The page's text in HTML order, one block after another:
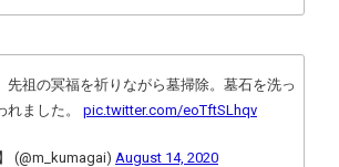
先祖の冥福を祈りながら墓掃除。墓石を洗っ
れました。 pic.twitter.com/eoTftSLhqv
(@m_kumagai) August 14, 2020